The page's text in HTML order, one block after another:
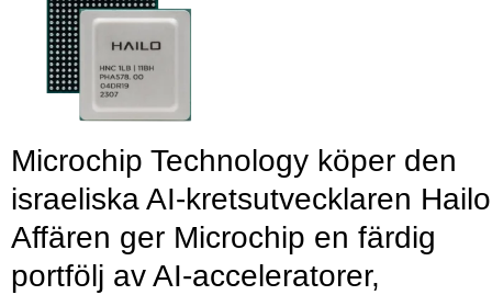
Microchip Technology köper den
israeliska AI-kretsutvecklaren
Affären ger Microchip en färdig
portfölj av AI-acceleratorer,